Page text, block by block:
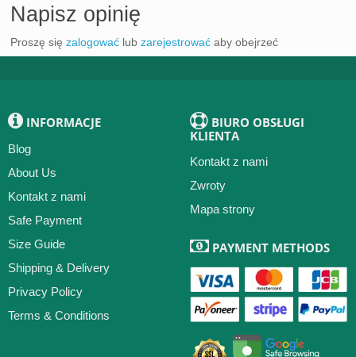
Napisz opinię
Proszę się zalogować lub zarejestrować aby obejrzeć
INFORMACJE
Blog
About Us
Kontakt z nami
Safe Payment
Size Guide
Shipping & Delivery
Privacy Policy
Terms & Conditions
BIURO OBSŁUGI
KLIENTA
Kontakt z nami
Zwroty
Mapa strony
PAYMENT METHODS